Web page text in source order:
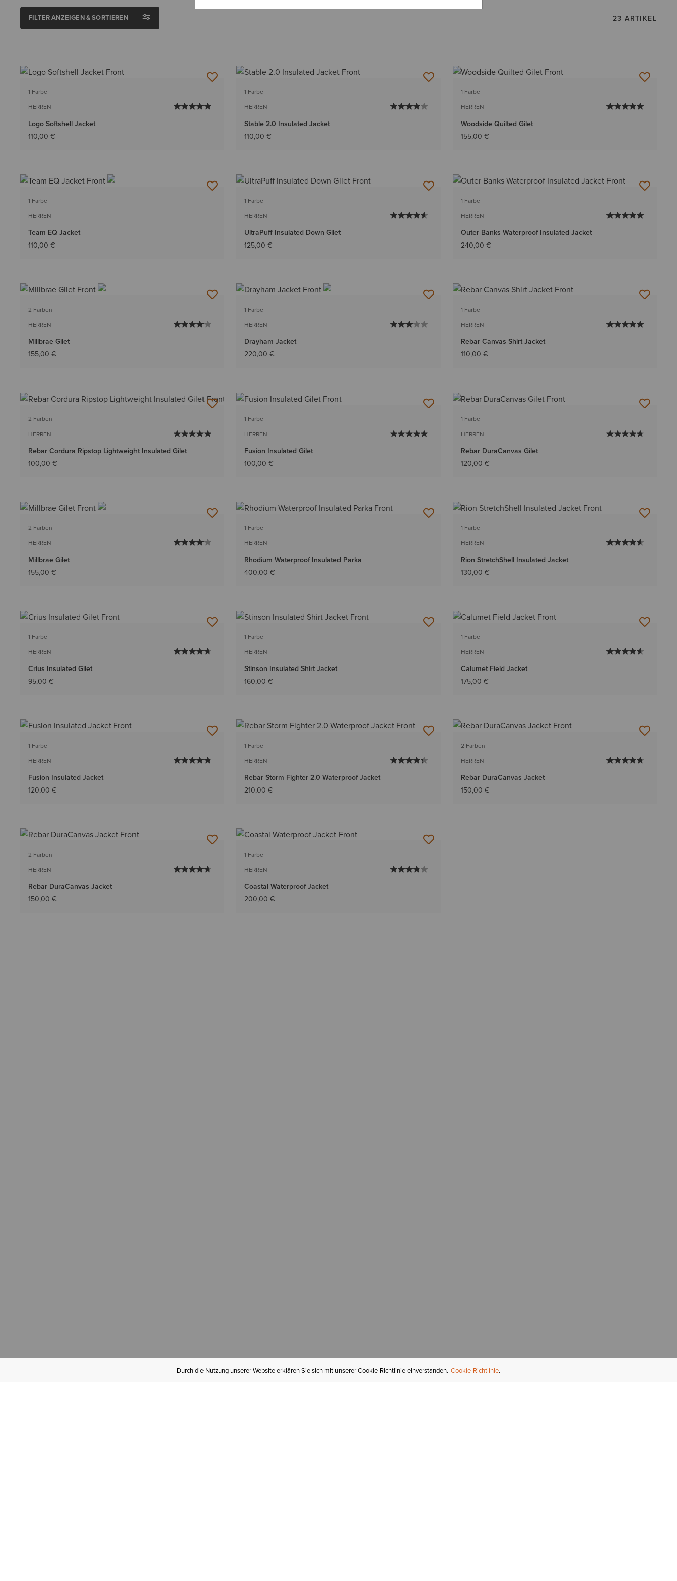
FILTER ANZEIGEN & SORTIEREN 23 ARTIKEL
1 Farbe
HERREN
Logo Softshell Jacket
110,00 €
1 Farbe
HERREN
Stable 2.0 Insulated Jacket
110,00 €
1 Farbe
HERREN
Woodside Quilted Gilet
155,00 €
1 Farbe
HERREN
Team EQ Jacket
110,00 €
1 Farbe
HERREN
UltraPuff Insulated Down Gilet
125,00 €
1 Farbe
HERREN
Outer Banks Waterproof Insulated Jacket
240,00 €
2 Farben
HERREN
Millbrae Gilet
155,00 €
1 Farbe
HERREN
Drayham Jacket
220,00 €
1 Farbe
HERREN
Rebar Canvas Shirt Jacket
110,00 €
2 Farben
HERREN
Rebar Cordura Ripstop Lightweight Insulated Gilet
100,00 €
1 Farbe
HERREN
Fusion Insulated Gilet
100,00 €
1 Farbe
HERREN
Rebar DuraCanvas Gilet
120,00 €
2 Farben
HERREN
Millbrae Gilet
155,00 €
1 Farbe
HERREN
Rhodium Waterproof Insulated Parka
400,00 €
1 Farbe
HERREN
Rion StretchShell Insulated Jacket
130,00 €
1 Farbe
HERREN
Crius Insulated Gilet
95,00 €
1 Farbe
HERREN
Stinson Insulated Shirt Jacket
160,00 €
1 Farbe
HERREN
Calumet Field Jacket
175,00 €
1 Farbe
HERREN
Fusion Insulated Jacket
120,00 €
1 Farbe
HERREN
Rebar Storm Fighter 2.0 Waterproof Jacket
210,00 €
2 Farben
HERREN
Rebar DuraCanvas Jacket
150,00 €
2 Farben
HERREN
Rebar DuraCanvas Jacket
150,00 €
1 Farbe
HERREN
Coastal Waterproof Jacket
200,00 €
Durch die Nutzung unserer Website erklären Sie sich mit unserer Cookie-Richtlinie einverstanden. Cookie-Richtlinie